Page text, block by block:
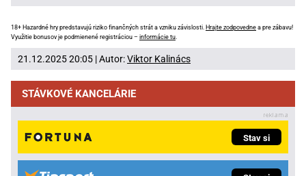
18+ Hazardné hry predstavujú riziko finančných strát a vzniku závislosti. Hrajte zodpovedne a pre zábavu!
Využitie bonusov je podmienené registráciou – informácie tu
21.12.2025 20:05 | Autor:Viktor Kalinács
STÁVKOVÉ KANCELÁRIE
Stav si